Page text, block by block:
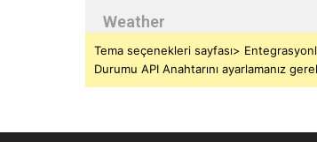
Weather
Tema seçenekleri sayfası>
Durumu API Anahtarını ayarlamanız